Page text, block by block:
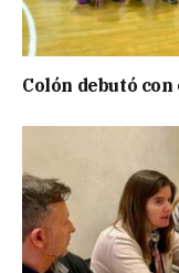
Colón debutó